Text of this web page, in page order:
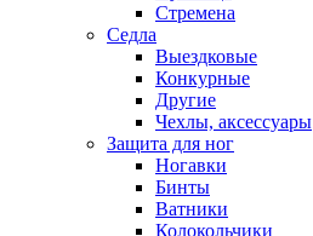
Стремена
Седла
Выездковые
Конкурные
Другие
Чехлы, аксессуары
Защита для ног
Ногавки
Бинты
Ватники
Колокольчики